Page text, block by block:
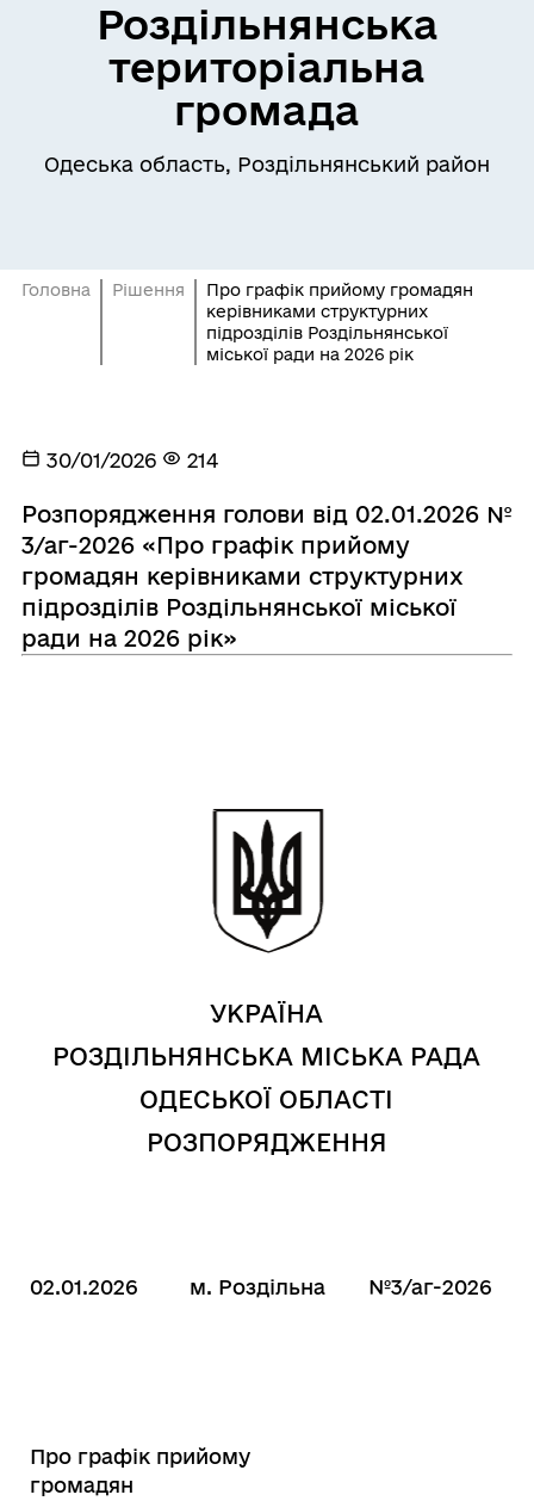
Роздільнянська
територіальна
громада
Одеська область, Роздільнянський район
Головна Рішення
Про графік прийому громадян
керівниками структурних
підрозділів Роздільнянської
міської ради на 2026 рік
30/01/2026 214
Розпорядження голови від 02.01.2026 №
3/аг-2026 «Про графік прийому
громадян керівниками структурних
підрозділів Роздільнянської міської
ради на 2026 рік»
УКРАЇНА
РОЗДІЛЬНЯНСЬКА МІСЬКА РАДА
ОДЕСЬКОЇ ОБЛАСТІ
РОЗПОРЯДЖЕННЯ
02.01.2026 м. Роздільна №3/аг-2026
Про графік прийому
громадян